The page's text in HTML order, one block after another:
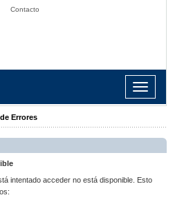
Contacto
Toggle
navigation
Errores
intentado acceder no está disponible. Esto